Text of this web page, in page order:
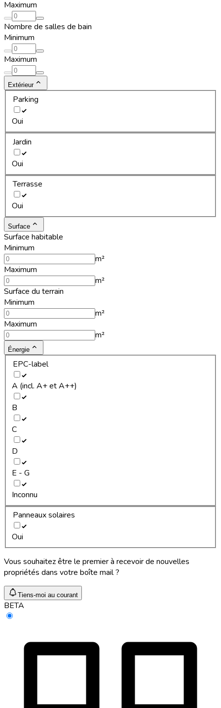
Maximum
Nombre de salles de bain
Minimum
Maximum
Extérieur
Parking
Oui
Jardin
Oui
Terrasse
Oui
Surface
Surface habitable
Minimum
m²
Maximum
m²
Surface du terrain
Minimum
m²
Maximum
m²
Énergie
EPC-label
A (incl. A+ et A++)
B
C
D
E - G
Inconnu
Panneaux solaires
Oui
Vous souhaitez être le premier à recevoir de nouvelles
propriétés dans votre boîte mail ?
Tiens-moi au courant
BETA